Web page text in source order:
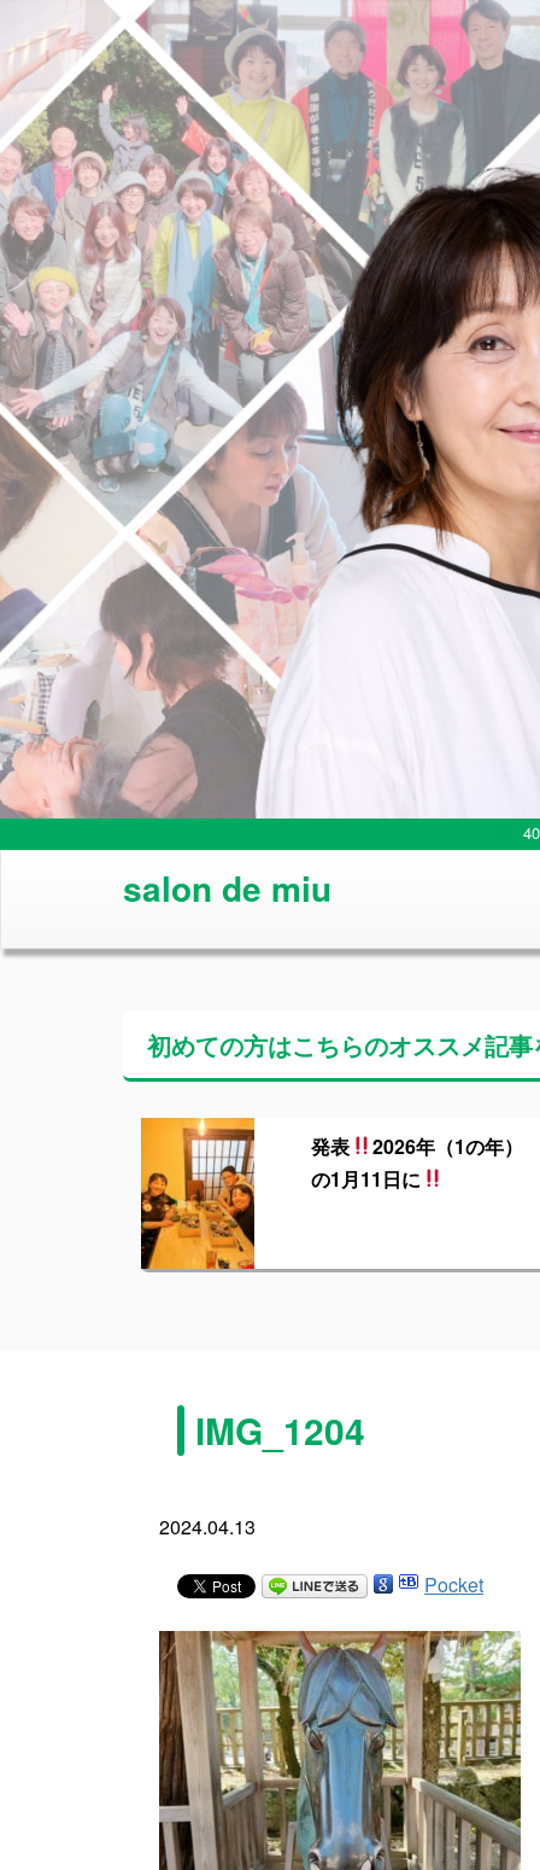
salon de miu
初めての方はこちらのオススメ記
発表
2026年（1の年）
の1月11日に
IMG_1204
2024.04.13
Pocket